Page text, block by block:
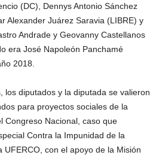
(DC), Dennys Antonio Sánchez
Alexander Juárez Saravia (LIBRE) y
Andrade y Geovanny Castellanos
era José Napoleón Panchamé
2018.
los diputados y la diputada se valieron
para proyectos sociales de la
Congreso Nacional, caso que
Contra la Impunidad de la
UFERCO, con el apoyo de la Misión